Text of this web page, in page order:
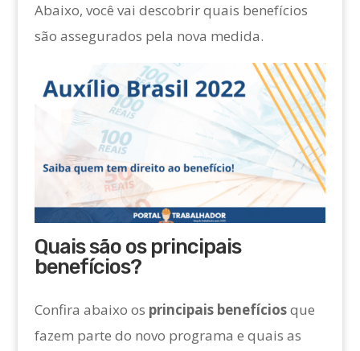
Abaixo, você vai descobrir quais benefícios
são assegurados pela nova medida.
Quais são os principais
benefícios?
Confira abaixo os principais benefíciosque
fazem parte do novo programa e quais as